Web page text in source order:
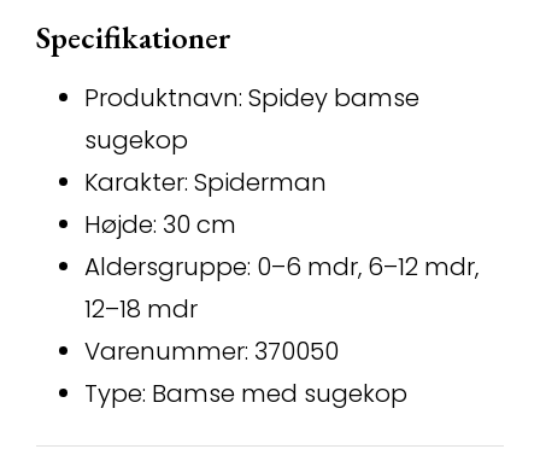
Specifikationer
Produktnavn: Spidey bamse
sugekop
Karakter: Spiderman
Højde: 30 cm
Aldersgruppe: 0–6 mdr, 6–12 mdr,
12–18 mdr
Varenummer: 370050
Type: Bamse med sugekop